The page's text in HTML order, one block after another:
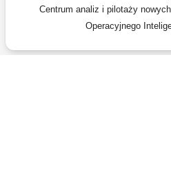
Centrum analiz i pilotaży
Operacyjnego